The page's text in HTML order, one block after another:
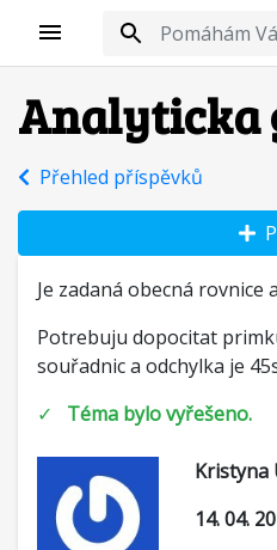
Analyticka
Přehled příspěvků
Je zadaná obecná rovnice
Potrebuju dopocitat
souřadnic a odchylka je
✓ Téma bylo vyřešeno.
Kristyna
14. 04.